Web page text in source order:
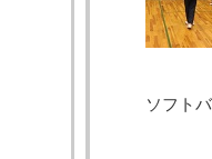
ソフト